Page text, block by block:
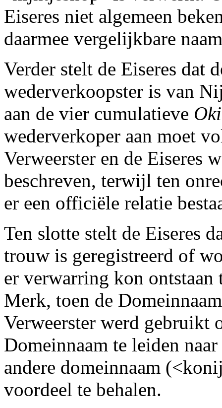
Eiseres niet algemeen
daarmee vergelijkbare
Verder stelt de Eiseres dat
wederverkoopster is van
aan de vier cumulatieve
wederverkoper aan moet
Verweerster en de Eiseres
beschreven, terwijl ten
er een officiële relatie
Ten slotte stelt de Eiseres
trouw is geregistreerd of
er verwarring kon ontstaan
Merk, toen de
Verweerster werd gebruikt
Domeinnaam te leiden
andere domeinnaam
voordeel te behalen.